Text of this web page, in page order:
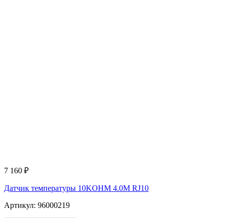
7 160 ₽
Датчик температуры 10KOHM 4.0M RJ10
Артикул: 96000219